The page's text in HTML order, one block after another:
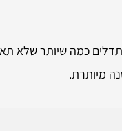
כמה שיותר שלא
מיותרת.